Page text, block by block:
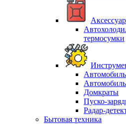
термосумки
Домкраты
Пуско-
Радар-
Бытовая техника